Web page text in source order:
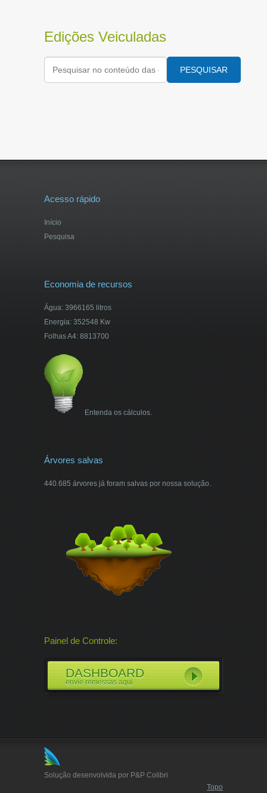
Edições Veiculadas
PESQUISAR
Acesso rápido
Início
Pesquisa
Economia de recursos
Água: 3966165 litros
Energia: 352548 Kw
Folhas A4: 8813700
Entenda os cálculos.
Árvores salvas
440.685 árvores já foram salvas por nossa solução.
Painel de Controle:
DASHBOARD
envie remessas aqui
Solução desenvolvida por P&P Colibri
Topo